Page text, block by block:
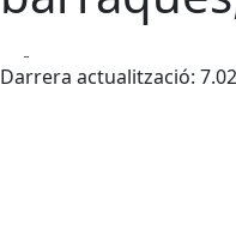
Darrera actualització: